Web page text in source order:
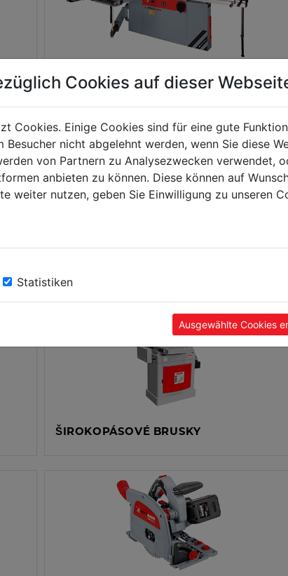
KOMBINOVANÉ KOTOUČOVÉ PILY +
ŠIROKOPÁSOVÉ BRUSKY
Cookies auf dieser
Cookies. Einige Cookies sind für eine gute
Besucher nicht abgelehnt werden, wenn Sie diese
von Partnern zu Analysezwecken verwendet,
anbieten zu können. Diese können auf
weiter nutzen, geben Sie Einwilligung zu unseren
Statistiken
Ausgewählte Cookies